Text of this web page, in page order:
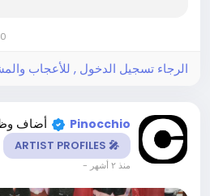
الرجاء تسجيل الدخول , للأعجاب
Pinocchio أضاف
🎤 ARTIST PROFILES
منذ ٢ أشهر -